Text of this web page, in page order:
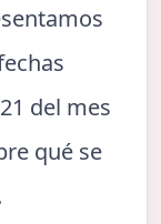
del mes
qué se